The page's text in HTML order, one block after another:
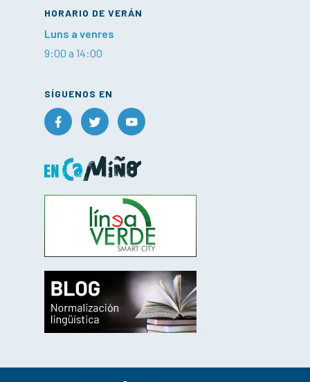
HORARIO DE VERÁN
Luns a venres
9:00 a 14:00
SÍGUENOS EN